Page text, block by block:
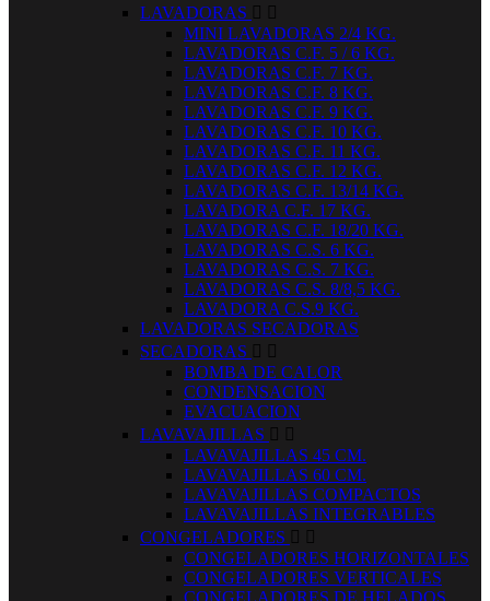
LAVADORAS  
MINI LAVADORAS 2/4 KG.
LAVADORAS C.F. 5 / 6 KG.
LAVADORAS C.F. 7 KG.
LAVADORAS C.F. 8 KG.
LAVADORAS C.F. 9 KG.
LAVADORAS C.F. 10 KG.
LAVADORAS C.F. 11 KG.
LAVADORAS C.F. 12 KG.
LAVADORAS C.F. 13/14 KG.
LAVADORA C.F. 17 KG.
LAVADORAS C.F. 18/20 KG.
LAVADORAS C.S. 6 KG.
LAVADORAS C.S. 7 KG.
LAVADORAS C.S. 8/8,5 KG.
LAVADORA C.S.9 KG.
LAVADORAS SECADORAS
SECADORAS  
BOMBA DE CALOR
CONDENSACION
EVACUACION
LAVAVAJILLAS  
LAVAVAJILLAS 45 CM.
LAVAVAJILLAS 60 CM.
LAVAVAJILLAS COMPACTOS
LAVAVAJILLAS INTEGRABLES
CONGELADORES  
CONGELADORES HORIZONTALES
CONGELADORES VERTICALES
CONGELADORES DE HELADOS